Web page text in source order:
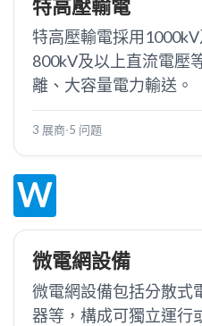
特高壓輸電
特高壓輸電採用
800kV及以上直流電壓
離、大容量電力輸送。
3 展商·5 问题
W
微電網設備
微電網設備包括分散式
器等，構成可獨立運行